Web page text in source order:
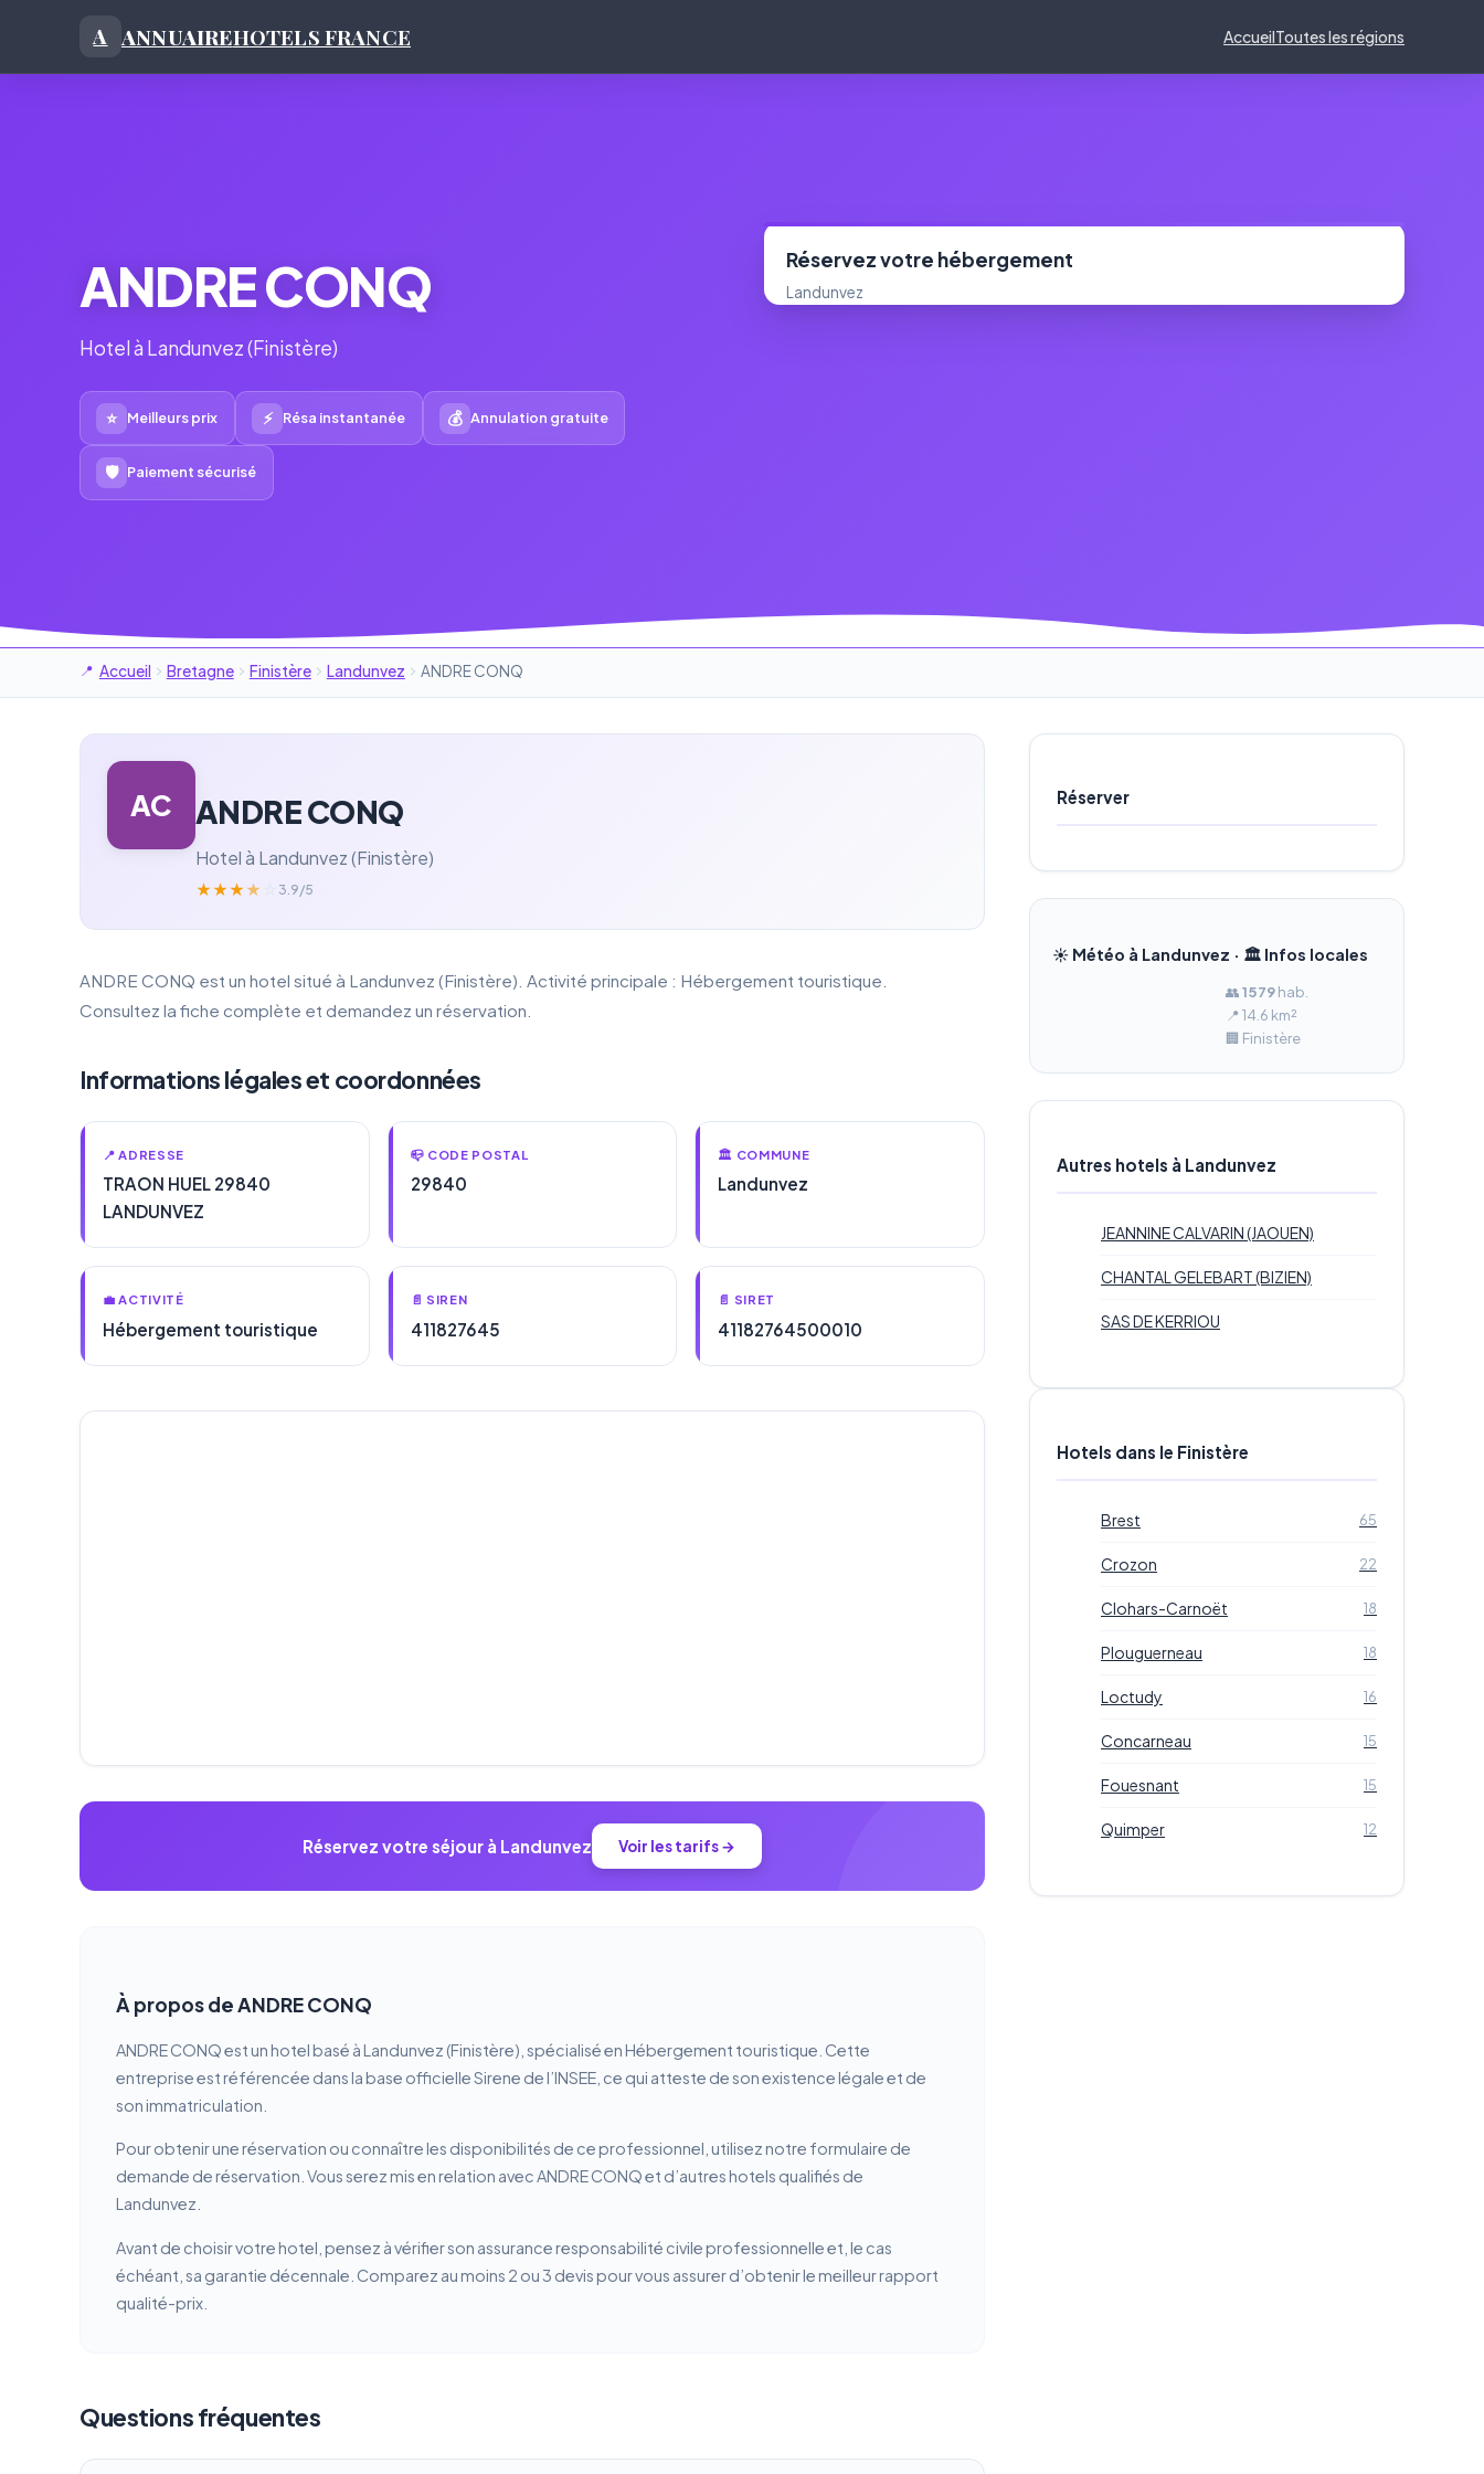
A ANNUAIREHOTELS FRANCE AccueilToutes les régions
ANDRE CONQ
Hotel à Landunvez (Finistère)
⭐ Meilleurs prix ⚡ Résa instantanée 💰 Annulation gratuite
🛡 Paiement sécurisé
Réservez votre hébergement
Landunvez
Accueil Bretagne Finistère Landunvez ANDRE CONQ
AC ANDRE CONQ
Hotel à Landunvez (Finistère)
★★★★ 3.9/5
ANDRE CONQ est un hotel situé à Landunvez (Finistère). Activité principale : Hébergement touristique.
Consultez la fiche complète et demandez un réservation.
Informations légales et coordonnées
📍 ADRESSE
TRAON HUEL 29840
LANDUNVEZ
📪 CODE POSTAL
29840
🏛️ COMMUNE
Landunvez
💼 ACTIVITÉ
Hébergement touristique
📄 SIREN
411827645
📄 SIRET
41182764500010
Réservez votre séjour à Landunvez Voir les tarifs →
À propos de ANDRE CONQ
ANDRE CONQ est un hotel basé à Landunvez (Finistère), spécialisé en Hébergement touristique. Cette
entreprise est référencée dans la base officielle Sirene de l’INSEE, ce qui atteste de son existence légale et de
son immatriculation.
Pour obtenir une réservation ou connaître les disponibilités de ce professionnel, utilisez notre formulaire de
demande de réservation. Vous serez mis en relation avec ANDRE CONQ et d’autres hotels qualifiés de
Landunvez.
Avant de choisir votre hotel, pensez à vérifier son assurance responsabilité civile professionnelle et, le cas
échéant, sa garantie décennale. Comparez au moins 2 ou 3 devis pour vous assurer d’obtenir le meilleur rapport
qualité-prix.
Questions fréquentes
Réserver
☀️ Météo à Landunvez · 🏛️ Infos locales
👥1 579hab.
📍 14.6 km²
🏢 Finistère
Autres hotels à Landunvez
JEANNINE CALVARIN (JAOUEN)
CHANTAL GELEBART (BIZIEN)
SAS DE KERRIOU
Hotels dans le Finistère
Brest 65
Crozon 22
Clohars-Carnoët 18
Plouguerneau 18
Loctudy 16
Concarneau 15
Fouesnant 15
Quimper 12